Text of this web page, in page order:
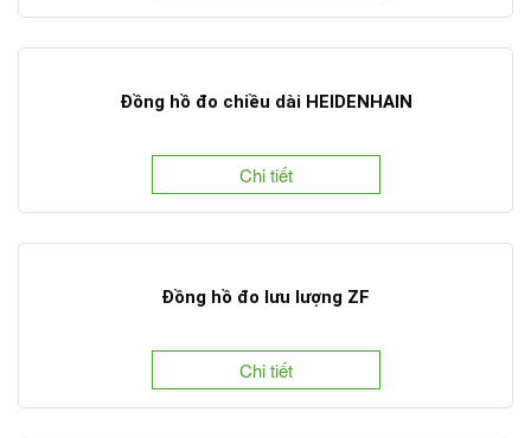
Đồng hồ đo chiều dài HEIDENHAIN
Chi tiết
Đồng hồ đo lưu lượng ZF
Chi tiết